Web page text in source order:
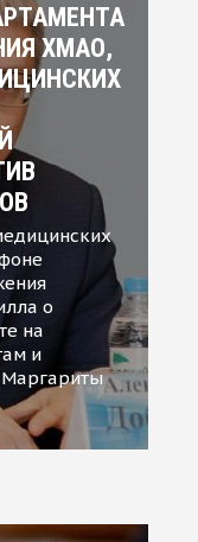
ХМАО,
о
на
и
Маргариты